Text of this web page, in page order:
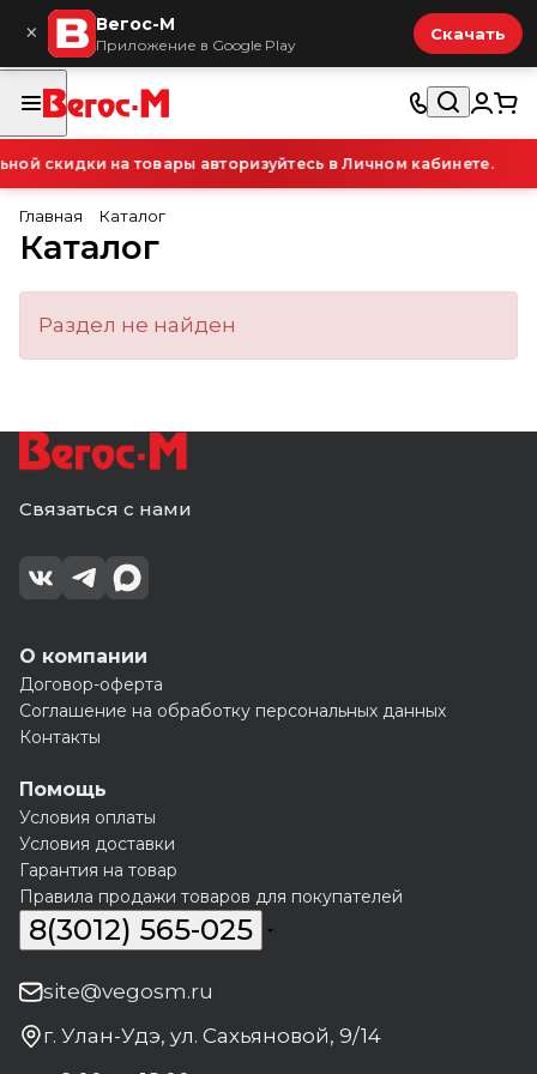
× Вегос-М
Приложение в Google Play
Скачать
скидки на товары авторизуйтесь в Личном кабинете.
Главная Каталог
Каталог
Раздел не найден
Связаться с нами
О компании
Договор-оферта
Соглашение на обработку персональных данных
Контакты
Помощь
Условия оплаты
Условия доставки
Гарантия на товар
Правила продажи товаров для покупателей
8(3012) 565-025
site@vegosm.ru
г. Улан-Удэ, ул. Сахьяновой, 9/14